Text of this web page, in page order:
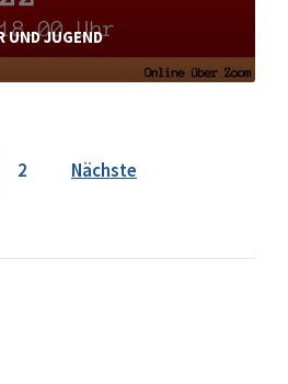
UND JUGEND
2 Nächste